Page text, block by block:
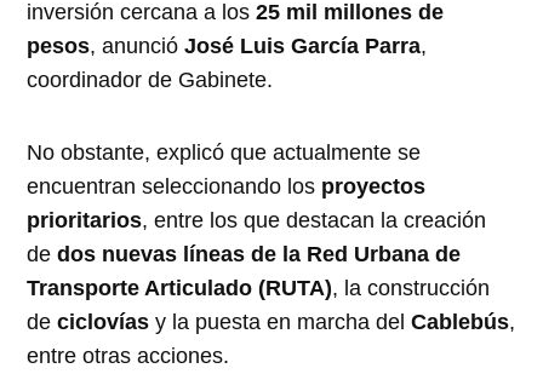
inversión cercana a los25 mil millones de
pesos, anuncióJosé Luis García Parra,
coordinador de Gabinete.
No obstante, explicó que actualmente se
encuentran seleccionando los proyectos
prioritarios, entre los que destacan la creación
dedos nuevas líneas de la Red Urbana de
Transporte Articulado (RUTA), la construcción
deciclovías y la puesta en marcha delCablebús,
entre otras acciones.